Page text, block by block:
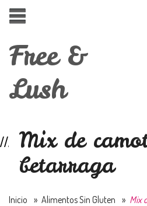
Free &
Lush
Mix de
betarraga
Inicio » Alimentos Sin Gluten » Mix